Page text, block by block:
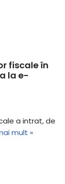
fiscale în
la e-
a intrat, de
mult »